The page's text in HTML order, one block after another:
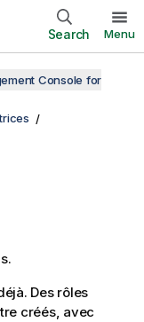
Search Menu
Console for
Des rôles
créés, avec